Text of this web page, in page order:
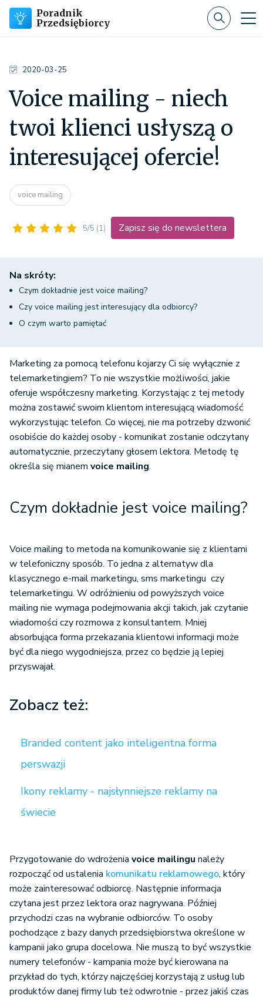
Poradnik
Przedsiębiorcy
2020-03-25
Voice mailing - niech
twoi klienci usłyszą o
interesującej ofercie!
voice mailing
5/5 (1) Zapisz się do newslettera
Na skróty:
Czym dokładnie jest voice mailing?
Czy voice mailing jest interesujący dla odbiorcy?
O czym warto pamiętać
Marketing za pomocą telefonu kojarzy Ci się wyłącznie z
telemarketingiem? To nie wszystkie możliwości, jakie
oferuje współczesny marketing. Korzystając z tej metody
można zostawić swoim klientom interesującą wiadomość
wykorzystując telefon. Co więcej, nie ma potrzeby dzwonić
osobiście do każdej osoby - komunikat zostanie odczytany
automatycznie, przeczytany głosem lektora. Metodę tę
określa się mianem voice mailing.
Czym dokładnie jest voice mailing?
Voice mailing to metoda na komunikowanie się z klientami
w telefoniczny sposób. To jedna z alternatyw dla
klasycznego e-mail marketingu, sms marketingu czy
telemarketingu. W odróżnieniu od powyższych voice
mailing nie wymaga podejmowania akcji takich, jak czytanie
wiadomości czy rozmowa z konsultantem. Mniej
absorbująca forma przekazania klientowi informacji może
być dla niego wygodniejsza, przez co będzie ją lepiej
przyswajał.
Zobacz też:
Branded content jako inteligentna forma
perswazji
Ikony reklamy - najsłynniejsze reklamy na
świecie
Przygotowanie do wdrożenia voice mailingu należy
rozpocząć od ustalenia komunikatu reklamowego, który
może zainteresować odbiorcę. Następnie informacja
czytana jest przez lektora oraz nagrywana. Później
przychodzi czas na wybranie odbiorców. To osoby
pochodzące z bazy danych przedsiębiorstwa określone w
kampanii jako grupa docelowa. Nie muszą to być wszystkie
numery telefonów - kampania może być kierowana na
przykład do tych, którzy najczęściej korzystają z usług lub
produktów danej firmy lub też odwrotnie - przez jakiś czas